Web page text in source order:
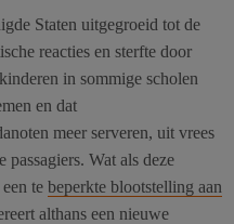
Staten uitgegroeid tot de
reacties en sterfte door
in sommige scholen
en dat
meer serveren, uit vrees
Wat als deze
te beperkte blootstelling aan
althans een nieuwe